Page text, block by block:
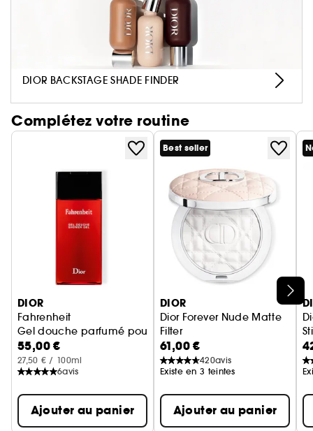
DIOR BACKSTAGE SHADE FINDER
Complétez votre routine
DIOR
Fahrenheit
Gel douche parfumé pour homme - Corps & cheveux
55,00 €
27,50 € / 100ml
6avis
Ajouter au panier
Best seller
DIOR
Dior Forever Nude Matte
Filter
Poudre fixatrice floutante,
61,00 €
420avis
Existe en 3 teintes
Ajouter au panier